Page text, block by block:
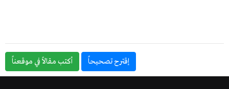
إقترح تصحيحاً أكتب مقالاً في موقعناً